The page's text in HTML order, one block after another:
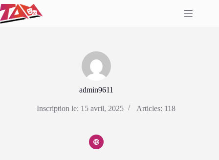
Passer
au
contenu
admin9611
Inscription le: 15 avril, 2025 Articles: 118